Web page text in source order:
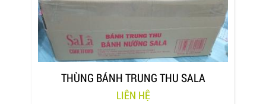
THÙNG BÁNH TRUNG THU SALA
LIÊN HỆ